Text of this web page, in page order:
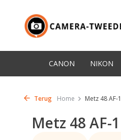
CANON NIKON
Terug Home Metz 48
Metz 48 AF-